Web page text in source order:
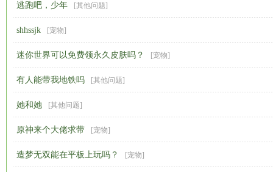
逃跑吧，少年 [其他问题]
shhssjk [宠物]
迷你世界可以免费领永久皮肤吗？ [宠物]
有人能带我地铁吗 [其他问题]
她和她 [其他问题]
原神来个大佬求带 [宠物]
造梦无双能在平板上玩吗？ [宠物]